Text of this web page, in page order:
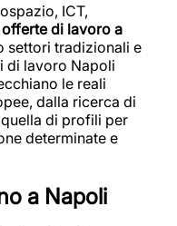
ICT,
offerte di lavoro a
settori tradizionali e
di lavoro Napoli
le reali
dalla ricerca di
di profili per
determinate e
a Napoli